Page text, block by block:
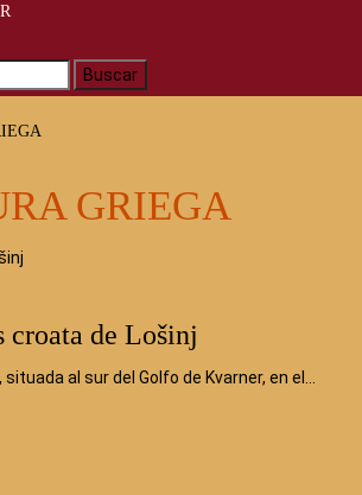
GRIEGA
croata de Lošinj
al sur del Golfo de Kvarner, en el…